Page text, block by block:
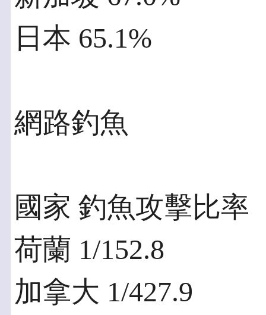
日本 65.1%
網路釣魚
國家 釣魚攻擊比率
荷蘭 1/152.8
加拿大 1/427.9